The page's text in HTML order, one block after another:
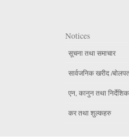
Notices
सूचना तथा समाचार
सार्वजनिक खरीद /
एन, कानुन तथा
कर तथा शुल्कहरु